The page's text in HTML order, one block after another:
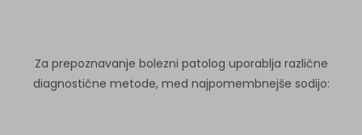
Za prepoznavanje bolezni patolog uporablja različne
diagnostične metode, med najpomembnejše sodijo: